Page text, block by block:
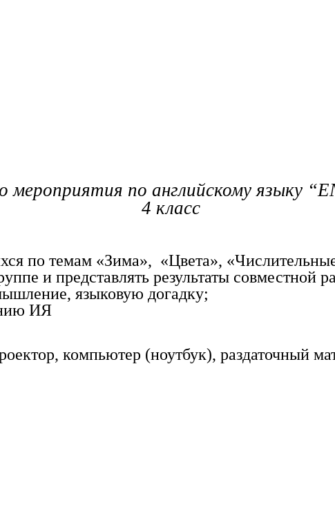
мероприятия по английскому языку
4 класс
по темам «Зима», «Цвета»,
и представлять результаты совместной
языковую догадку;
ИЯ
компьютер (ноутбук), раздаточный